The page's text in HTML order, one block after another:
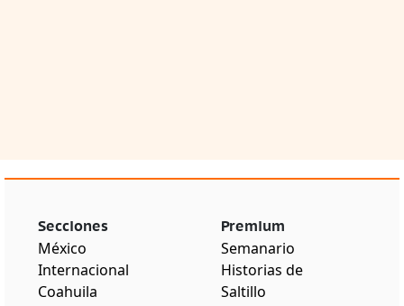
Secciones
México
Internacional
Coahuila
Premium
Semanario
Historias de
Saltillo